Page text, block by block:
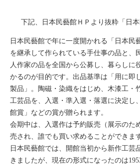
下記、日本民藝館ＨＰより抜粋「日本
日本民藝館で年に一度開かれる「日本民
を継承して作られている手仕事の品と、
人作家の品を全国から公募し、暮らしに
かるのが目的です。出品基準は「用に即
製品」。陶磁・染織をはじめ、木漆工・
工芸品を、入選・準入選・落選に決定し
館賞」などの賞が贈られます。
会期中は、入選作は予約販売（展示のた
売され、誰でも買い求めることができま
日本民藝館では、開館当初から新作工芸
きましたが、現在の形式になったのは